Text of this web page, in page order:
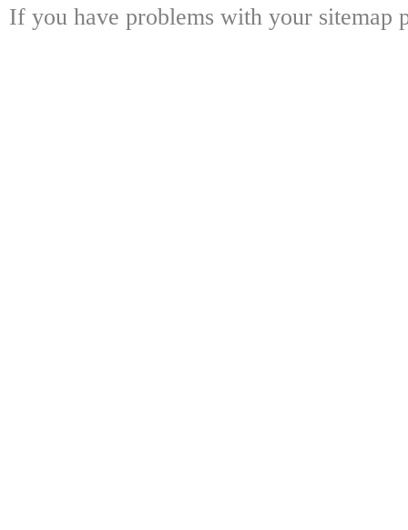
If you have problems with your sitemap